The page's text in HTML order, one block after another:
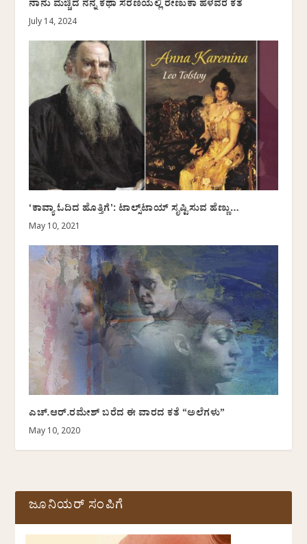
ನಾನು ಮೆಚ್ಚಿದ ನನ್ನ ಕಥಾ ಸರಣಿಯಲ್ಲಿ ರೇಣುಕಾ ಹೆಳವರ ಕತೆ
July 14, 2024
‘ಕಾವ್ಯಾ ಓದಿದ ಹೊತ್ತಿಗೆʼ: ಟಾಲ್ಸ್‌ಟಾಯ್ ಸೃಷ್ಟಿಸುವ ಹೆಣ್ಣು…
May 10, 2021
ಎಚ್.ಆರ್.ರಮೇಶ್ ಬರೆದ ಈ ವಾರದ ಕತೆ “ಅಲೆಗಳು”
May 10, 2020
ಜೂನಿಯರ್ ಸಂಪಿಗೆ